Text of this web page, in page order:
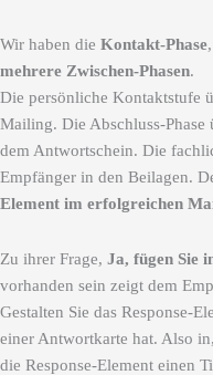
Wir haben die Kontakt-Phase
mehrere Zwischen-Phasen.
Die persönliche Kontaktstufe
Mailing. Die Abschluss-
dem Antwortschein. Die
Empfänger in den Beilagen.
Element im erfolgreichen
Zu ihrer Frage, Ja, fügen Sie
vorhanden sein zeigt dem
Gestalten Sie das Response-
einer Antwortkarte hat. Also
die Response-Element einen